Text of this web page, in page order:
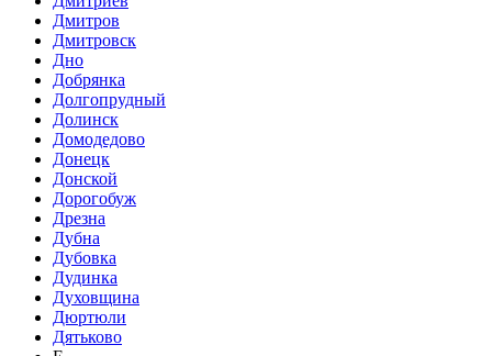
Дмитров
Дмитровск
Дно
Добрянка
Долгопрудный
Долинск
Домодедово
Донецк
Донской
Дорогобуж
Дрезна
Дубна
Дубовка
Дудинка
Духовщина
Дюртюли
Дятьково